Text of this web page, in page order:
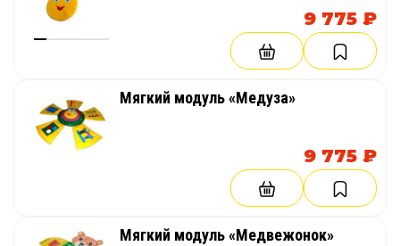
9 775 ₽
Мягкий модуль «Медуза»
9 775 ₽
Мягкий модуль «Медвежонок»